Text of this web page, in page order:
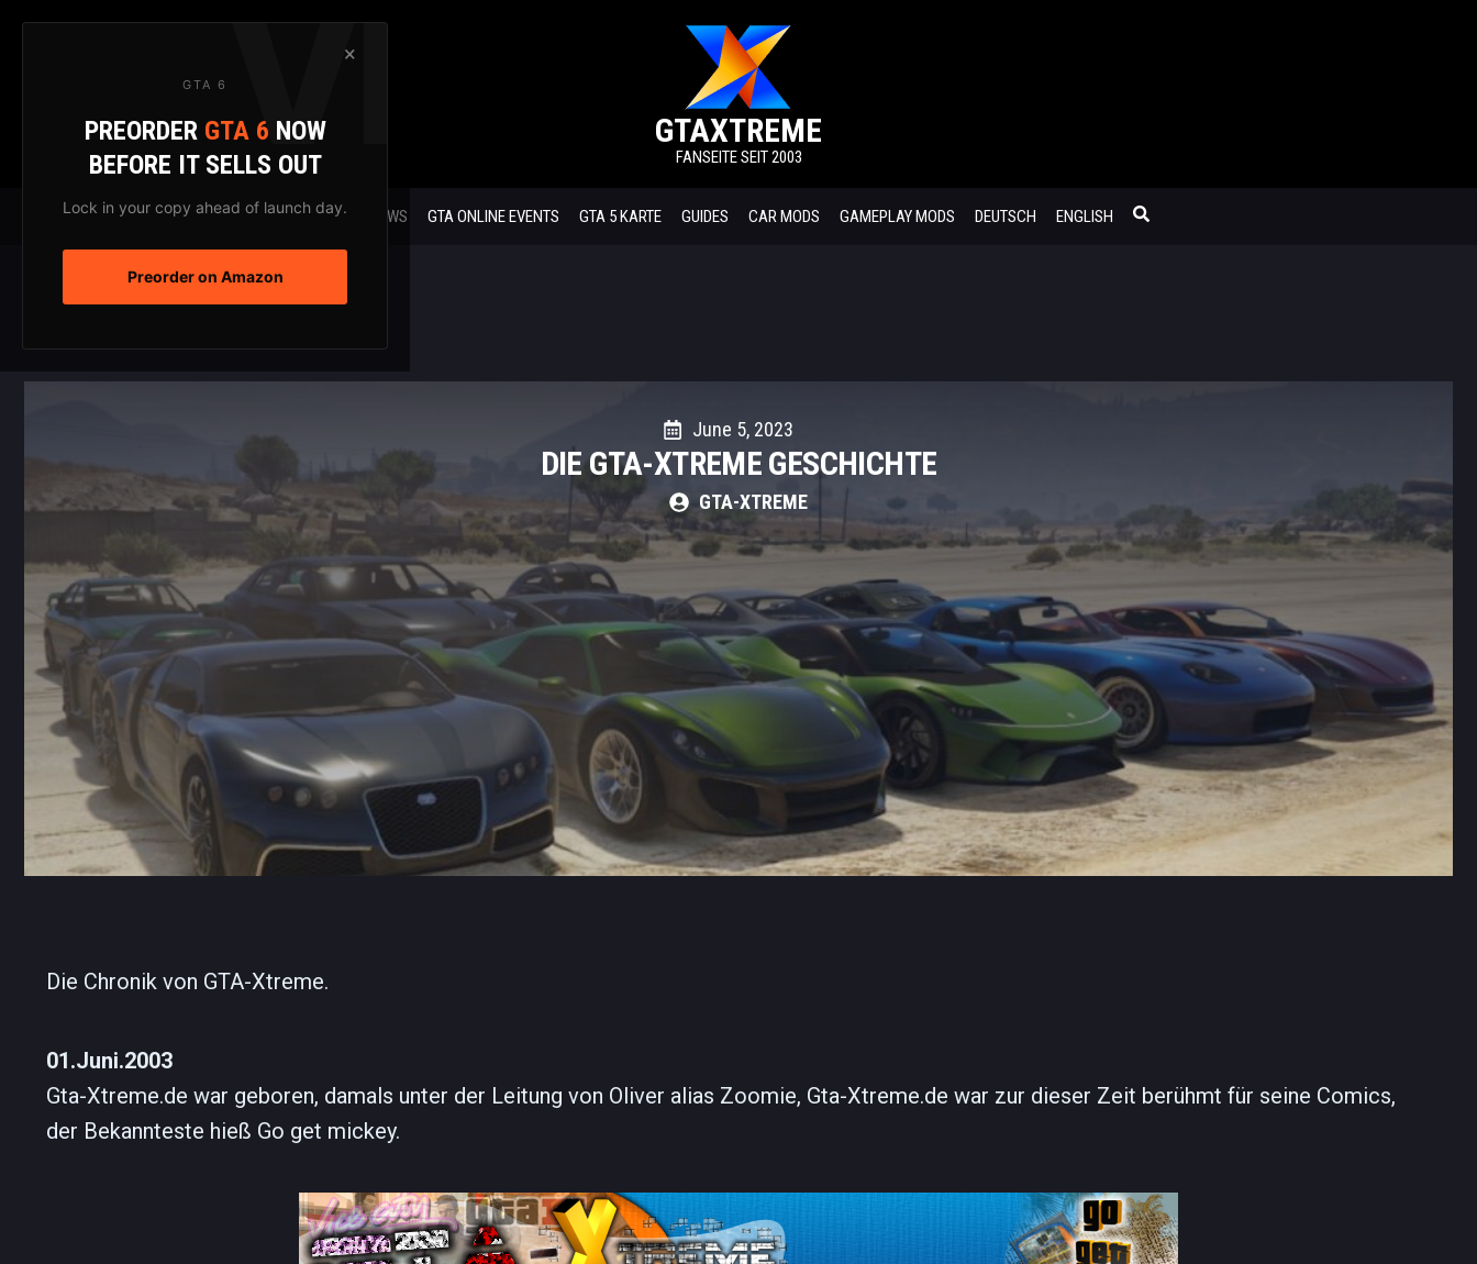
×
GTA 6
PREORDER GTA 6 NOW
BEFORE IT SELLS OUT
Lock in your copy ahead of launch day.
Preorder on Amazon
Zum
GTAXTREME
FANSEITE SEIT 2003
GTA 6 NEWS GTA ONLINE EVENTS GTA 5 KARTE GUIDES CAR MODS GAMEPLAY MODS DEUTSCH ENGLISH
June 5, 2023
DIE GTA-XTREME GESCHICHTE
GTA-XTREME
Die Chronik von GTA-Xtreme.
01.Juni.2003
Gta-Xtreme.de war geboren, damals unter der Leitung von Oliver alias Zoomie, Gta-Xtreme.de war zur dieser Zeit berühmt für seine Comics,
der Bekannteste hieß Go get mickey.